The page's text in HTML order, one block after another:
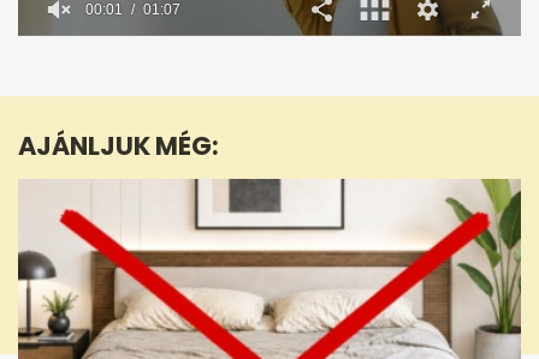
1
7
seconds
AJÁNLJUK MÉG: